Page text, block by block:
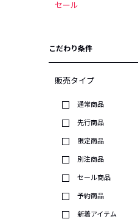
セール
こだわり条件
販売タイプ
通常商品
先行商品
限定商品
別注商品
セール商品
予約商品
新着アイテム